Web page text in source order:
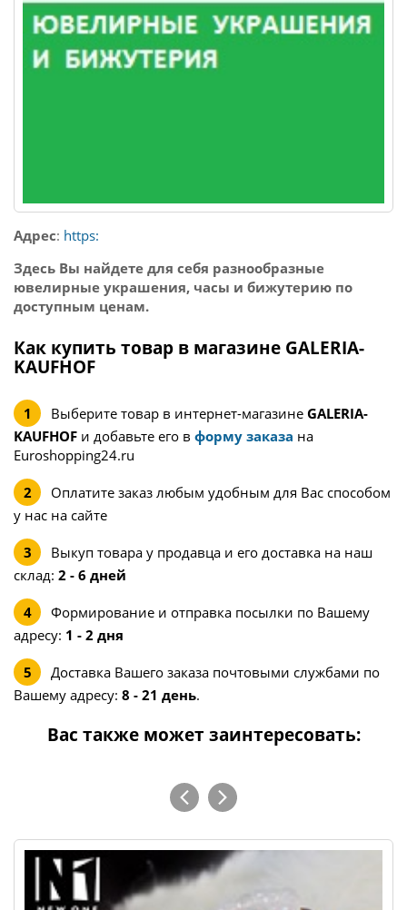
Адрес: https:
Здесь Вы найдете для себя разнообразные
ювелирные украшения, часы и бижутерию по
доступным ценам.
Как купить товар в магазине GALERIA-
KAUFHOF
Выберите товар в интернет-магазине GALERIA-
KAUFHOF и добавьте его в форму заказа на
Euroshopping24.ru
Оплатите заказ любым удобным для Вас способом
у нас на сайте
Выкуп товара у продавца и его доставка на наш
склад: 2 - 6 дней
Формирование и отправка посылки по Вашему
адресу: 1 - 2 дня
Доставка Вашего заказа почтовыми службами по
Вашему адресу: 8 - 21 день.
Вас также может заинтересовать: